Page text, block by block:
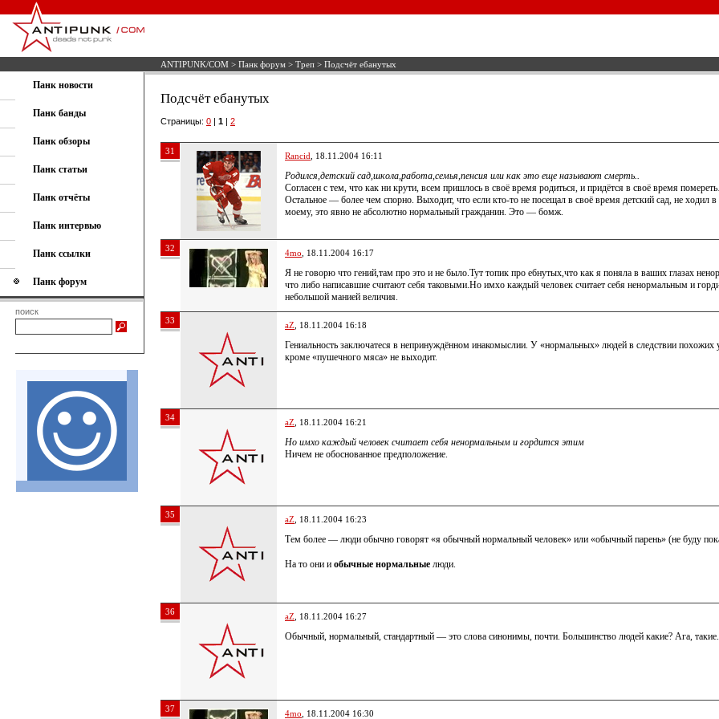
ANTIPUNK/COM > Панк форум > Треп > Подсчёт ебанутых
Панк новости
Панк банды
Панк обзоры
Панк статьи
Панк отчёты
Панк интервью
Панк ссылки
Панк форум
поиск
Подсчёт ебанутых
Страницы: 0 | 1 | 2
31 Rancid , 18.11.2004 16:11
Родился,детский сад,школа,работа,семья,пенсия или как это еще называют смерть..
Согласен с тем, что как ни крути, всем пришлось в своё время родиться, и придётся в своё время
Остальное — более чем спорно. Выходит, что если кто-то не посещал в своё время детский сад, не ходил
моему, это явно не абсолютно нормальный гражданин. Это — бомж.
32 4mo , 18.11.2004 16:17
Я не говорю что гений,там про это и не было.Тут топик про ебнутых,что как я поняла в ваших глазах
что либо написавшие считают себя таковыми.Но имхо каждый человек считает себя ненормальным и
небольшой манией величия.
33 aZ , 18.11.2004 16:18
Гениальность заключатеся в непринуждённом инакомыслии. У «нормальных» людей в следствии
кроме «пушечного мяса» не выходит.
34 aZ , 18.11.2004 16:21
Но имхо каждый человек считает себя ненормальным и гордится этим
Ничем не обоснованное предположение.
35 aZ , 18.11.2004 16:23
Тем более — люди обычно говорят «я обычный нормальный человек» или «обычный парень» (не буду
На то они и обычные нормальные люди.
36 aZ , 18.11.2004 16:27
Обычный, нормальный, стандартный — это слова синонимы, почти. Большинство людей какие? Ага, такие.
37 4mo , 18.11.2004 16:30